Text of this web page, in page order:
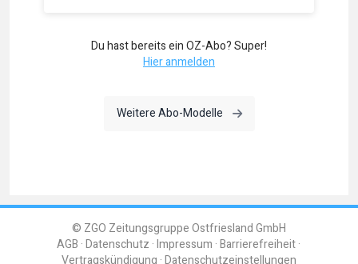
Du hast bereits ein OZ-Abo? Super!
Hier anmelden
Weitere Abo-Modelle
© ZGO Zeitungsgruppe Ostfriesland GmbH
AGB Datenschutz Impressum Barrierefreiheit
Vertragskündigung Datenschutzeinstellungen